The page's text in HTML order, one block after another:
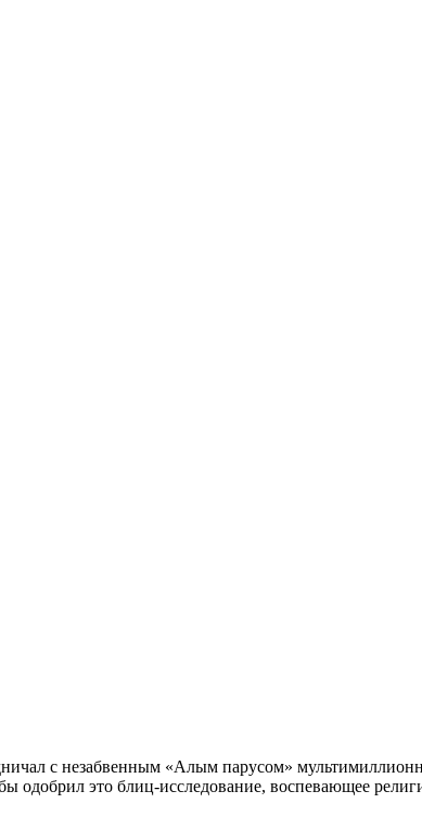
с незабвенным «Алым парусом»
одобрил это блиц-исследование, воспевающее